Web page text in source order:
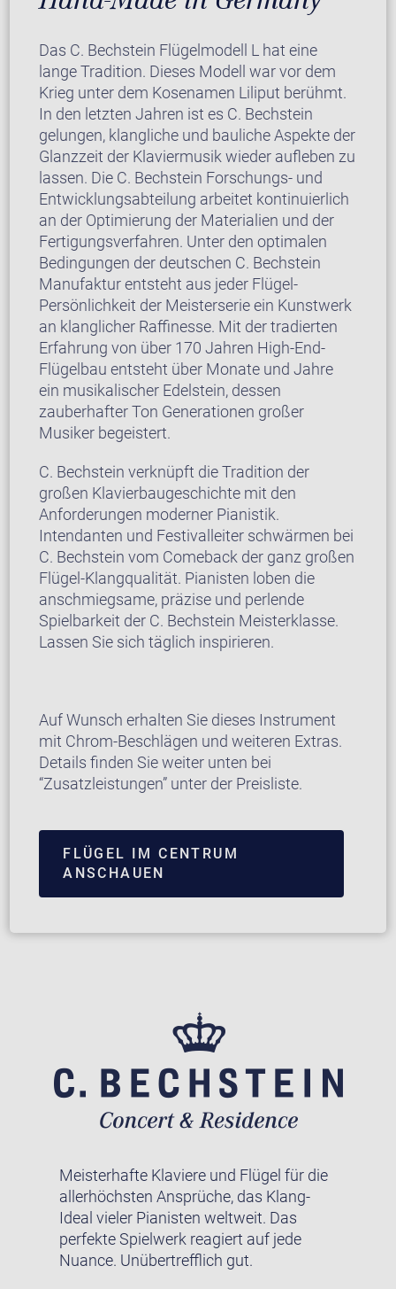
Das C. Bechstein Flügelmodell L hat eine
lange Tradition. Dieses Modell war vor dem
Krieg unter dem Kosenamen Liliput berühmt.
In den letzten Jahren ist es C. Bechstein
gelungen, klangliche und bauliche Aspekte der
Glanzzeit der Klaviermusik wieder aufleben zu
lassen. Die C. Bechstein Forschungs- und
Entwicklungsabteilung arbeitet kontinuierlich
an der Optimierung der Materialien und der
Fertigungsverfahren. Unter den optimalen
Bedingungen der deutschen C. Bechstein
Manufaktur entsteht aus jeder Flügel-
Persönlichkeit der Meisterserie ein Kunstwerk
an klanglicher Raffinesse. Mit der tradierten
Erfahrung von über 170 Jahren High-End-
Flügelbau entsteht über Monate und Jahre
ein musikalischer Edelstein, dessen
zauberhafter Ton Generationen großer
Musiker begeistert.
C. Bechstein verknüpft die Tradition der
großen Klavierbaugeschichte mit den
Anforderungen moderner Pianistik.
Intendanten und Festivalleiter schwärmen bei
C. Bechstein vom Comeback der ganz großen
Flügel-Klangqualität. Pianisten loben die
anschmiegsame, präzise und perlende
Spielbarkeit der C. Bechstein Meisterklasse.
Lassen Sie sich täglich inspirieren.
Auf Wunsch erhalten Sie dieses Instrument
mit Chrom-Beschlägen und weiteren Extras.
Details finden Sie weiter unten bei
“Zusatzleistungen” unter der Preisliste.
FLÜGEL IM CENTRUM
ANSCHAUEN
Meisterhafte Klaviere und Flügel für die
allerhöchsten Ansprüche, das Klang-
Ideal vieler Pianisten weltweit. Das
perfekte Spielwerk reagiert auf jede
Nuance. Unübertrefflich gut.